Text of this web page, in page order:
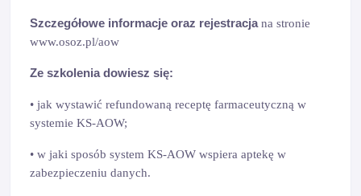
Szczegółowe informacje oraz rejestracjana stronie
www.osoz.pl/aow
Ze szkolenia dowiesz się:
• jak wystawić refundowaną receptę farmaceutyczną w
systemie KS-AOW;
• w jaki sposób system KS-AOW wspiera aptekę w
zabezpieczeniu danych.